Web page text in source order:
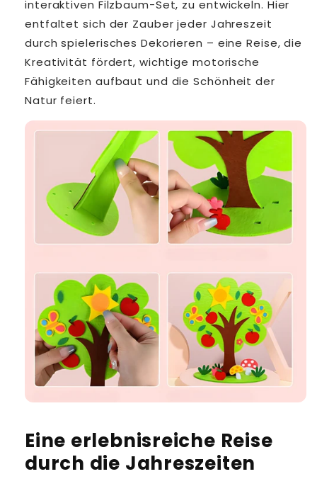
interaktiven Filzbaum-Set, zu entwickeln. Hier
entfaltet sich der Zauber jeder Jahreszeit
durch spielerisches Dekorieren – eine Reise, die
Kreativität fördert, wichtige motorische
Fähigkeiten aufbaut und die Schönheit der
Natur feiert.
Eine erlebnisreiche Reise
durch die Jahreszeiten